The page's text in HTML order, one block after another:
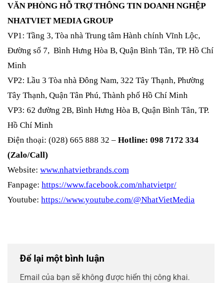
VĂN PHÒNG HỖ TRỢ THÔNG TIN DOANH NGHỆP
NHATVIET MEDIA GROUP
VP1: Tầng 3, Tòa nhà Trung tâm Hành chính Vĩnh Lộc,
Đường số 7, Bình Hưng Hòa B, Quận Bình Tân, TP. Hồ Chí
Minh
VP2: Lầu 3 Tòa nhà Đông Nam, 322 Tây Thạnh, Phường
Tây Thạnh, Quận Tân Phú, Thành phố Hồ Chí Minh
VP3: 62 đường 2B, Bình Hưng Hòa B, Quận Bình Tân, TP.
Hồ Chí Minh
Điện thoại: (028) 665 888 32 – Hotline: 098 7172 334
(Zalo/Call)
Website: www.nhatvietbrands.com
Fanpage: https://www.facebook.com/nhatvietpr/
Youtube: https://www.youtube.com/@NhatVietMedia
Để lại một bình luận
Email của bạn sẽ không được hiển thị công khai.